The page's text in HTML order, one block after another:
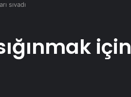
sıvadı
için